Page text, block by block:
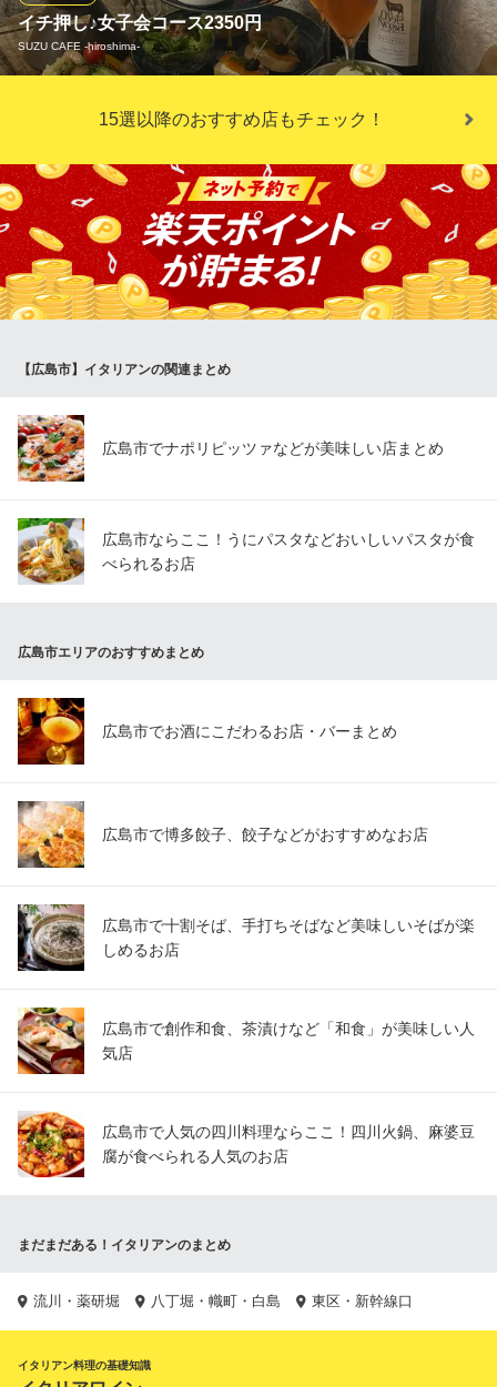
広電本線銀山町駅 徒歩4分
広島県広島市中区橋本町6-14 1F
イチ押し♪女子会コース2350円
SUZU CAFE ‐hiroshima‐
女性に人気のメニューを集めました！お得なクーポンもご用意し
SUZU CAFE ‐hiroshima‐
多彩なおしゃれダイナー
ＪＲ広島駅 徒歩1分
広島県広島市東区若草町12-1 ACTIVEINTERCITY広島2F
15選以降のおすすめ店もチェック！
【広島市】イタリアンの関連まとめ
広島市でナポリピッツァなどが美味しい店まとめ
広島市ならここ！うにパスタなどおいしいパスタが食
べられるお店
広島市エリアのおすすめまとめ
広島市でお酒にこだわるお店・バーまとめ
広島市で博多餃子、餃子などがおすすめなお店
広島市で十割そば、手打ちそばなど美味しいそばが楽
しめるお店
広島市で創作和食、茶漬けなど「和食」が美味しい人
気店
広島市で人気の四川料理ならここ！四川火鍋、麻婆豆
腐が食べられる人気のお店
まだまだある！イタリアンのまとめ
流川・薬研堀 八丁堀・幟町・白島 東区・新幹線口
イタリアン料理の基礎知識